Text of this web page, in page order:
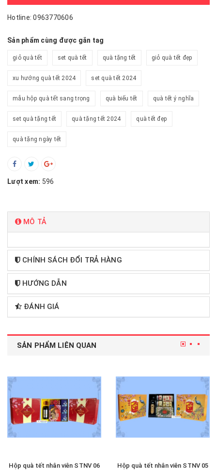
Hotline: 0963770606
Sản phẩm cùng được gắn tag
giỏ quà tết set quà tết quà tặng tết giỏ quà tết đẹp
xu hướng quà tết 2024 set quà tết 2024
mẫu hộp quà tết sang trọng quà biếu tết quà tết ý nghĩa
set quà tặng tết quà tặng tết 2024 quà tết đẹp
quà tặng ngày tết
Lượt xem: 596
MÔ TẢ
CHÍNH SÁCH ĐỔI TRẢ HÀNG
HƯỚNG DẪN
ĐÁNH GIÁ
SẢN PHẨM LIÊN QUAN
Hộp quà tết nhân viên STNV 06
Hộp quà tết nhân viên STNV 05